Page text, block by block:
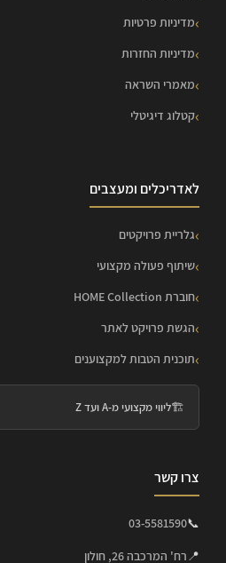
מדיניות פרטיות
מדיניות החזרות
מאמרי השראה
קטלוג דיגיטלי
לאדריכלים ומעצבים
גלריית פרויקטים
שיתוף פעולה מקצועי
חוברת HOME Collection
הגשת פרויקט לאתר
תוכנית הטבות למקצוענים
🏗️ליווי מקצועי מ-A ועד Z
צרו קשר
📞
03-5581590
📍 רח' המרכבה 26, חולון